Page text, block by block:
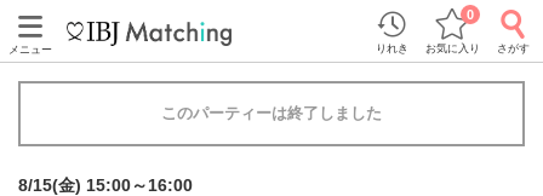
メニュー りれき お気に入り
0
さがす
このパーティーは終了しました
8/15(金) 15:00～16:00